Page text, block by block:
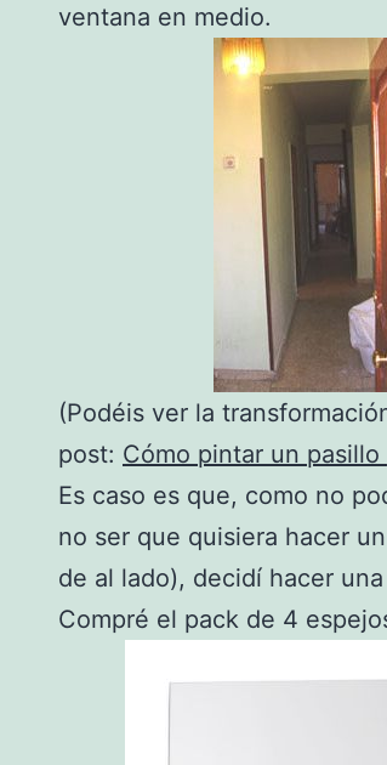
ventana en medio.
(Podéis ver la
post: Cómo pintar un
Es caso es que, como no
no ser que quisiera hacer
de al lado), decidí hacer
Compré el pack de 4